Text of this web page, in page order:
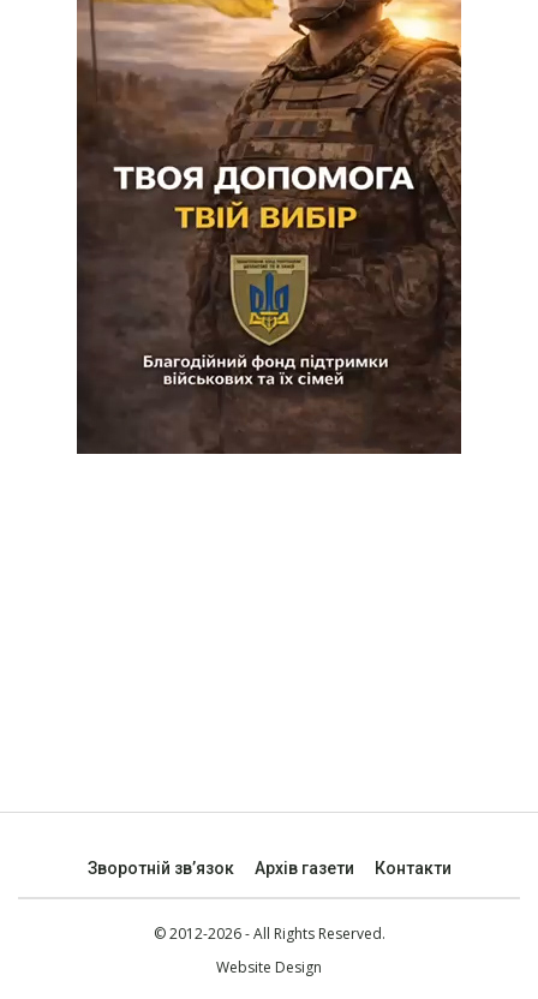
Зворотній зв’язок Архів газети Контакти
© 2012-2026 - All Rights Reserved.
Website Design